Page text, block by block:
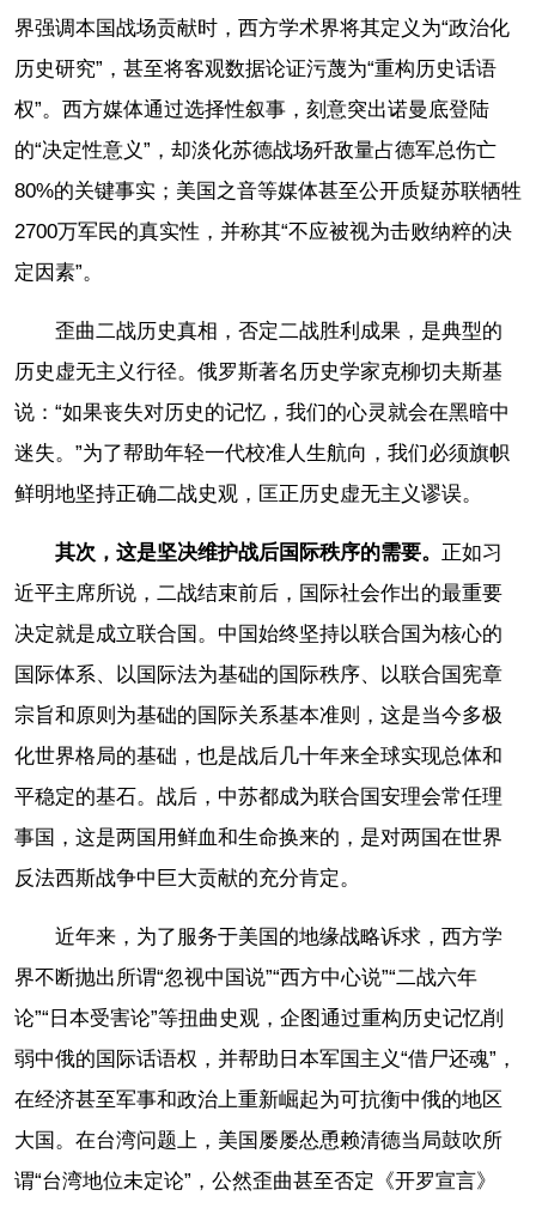
界强调本国战场贡献时，西方学术界将其定义为“政治化
历史研究”，甚至将客观数据论证污蔑为“重构历史话语
权”。西方媒体通过选择性叙事，刻意突出诺曼底登陆
的“决定性意义”，却淡化苏德战场歼敌量占德军总伤亡
80%的关键事实；美国之音等媒体甚至公开质疑苏联牺牲
2700万军民的真实性，并称其“不应被视为击败纳粹的决
定因素”。
歪曲二战历史真相，否定二战胜利成果，是典型的
历史虚无主义行径。俄罗斯著名历史学家克柳切夫斯基
说：“如果丧失对历史的记忆，我们的心灵就会在黑暗中
迷失。”为了帮助年轻一代校准人生航向，我们必须旗帜
鲜明地坚持正确二战史观，匡正历史虚无主义谬误。
其次，这是坚决维护战后国际秩序的需要。 正如习
近平主席所说，二战结束前后，国际社会作出的最重要
决定就是成立联合国。中国始终坚持以联合国为核心的
国际体系、以国际法为基础的国际秩序、以联合国宪章
宗旨和原则为基础的国际关系基本准则，这是当今多极
化世界格局的基础，也是战后几十年来全球实现总体和
平稳定的基石。战后，中苏都成为联合国安理会常任理
事国，这是两国用鲜血和生命换来的，是对两国在世界
反法西斯战争中巨大贡献的充分肯定。
近年来，为了服务于美国的地缘战略诉求，西方学
界不断抛出所谓“忽视中国说”“西方中心说”“二战六年
论”“日本受害论”等扭曲史观，企图通过重构历史记忆削
弱中俄的国际话语权，并帮助日本军国主义“借尸还魂”，
在经济甚至军事和政治上重新崛起为可抗衡中俄的地区
大国。在台湾问题上，美国屡屡怂恿赖清德当局鼓吹所
谓“台湾地位未定论”，公然歪曲甚至否定《开罗宣言》